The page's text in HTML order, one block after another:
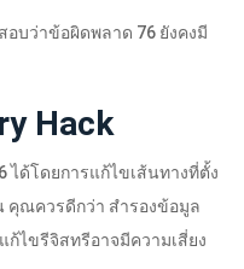
อบว่าข้อผิดพลาด 76 ยังคงมี
Hack
ด้โดยการแก้ไขเส้นทางที่ตั้ง
คุณควรดีกว่า สำรองข้อมูล
ก้ไขรีจิสทรีอาจมีความเสี่ยง